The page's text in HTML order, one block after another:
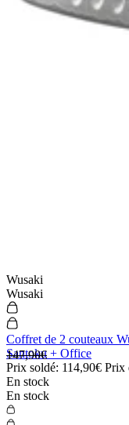
Wusaki
Wusaki
Coffret de 2 couteaux
Santoku + Office
Prix soldé: 114,90€ Prix
147,90€
En stock
En stock